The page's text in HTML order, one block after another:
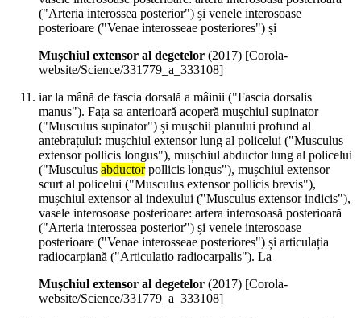
("Arteria interossea posterior") și venele interosoase
posterioare ("Venae interosseae posteriores") și
Mușchiul extensor al degetelor (2017) [Corola-
website/Science/331779_a_333108]
iar la mână de fascia dorsală a mâinii ("Fascia dorsalis
manus"). Fața sa anterioară acoperă mușchiul supinator
("Musculus supinator") și mușchii planului profund al
antebrațului: mușchiul extensor lung al policelui ("Musculus
extensor pollicis longus"), mușchiul abductor lung al policelui
("Musculus abductorpollicis longus"), mușchiul extensor
scurt al policelui ("Musculus extensor pollicis brevis"),
mușchiul extensor al indexului ("Musculus extensor indicis"),
vasele interosoase posterioare: artera interosoasă posterioară
("Arteria interossea posterior") și venele interosoase
posterioare ("Venae interosseae posteriores") și articulația
radiocarpiană ("Articulatio radiocarpalis"). La
Mușchiul extensor al degetelor (2017) [Corola-
website/Science/331779_a_333108]